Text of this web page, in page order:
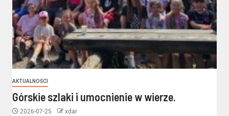
AKTUALNOŚCI
Górskie szlaki i umocnienie w wierze.
2026-07-25 xdar